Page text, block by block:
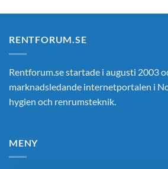
RENTFORUM.SE
Rentforum.se startade i augusti 2003
marknadsledande internetportalen i
hygien och renrumsteknik.
MENY